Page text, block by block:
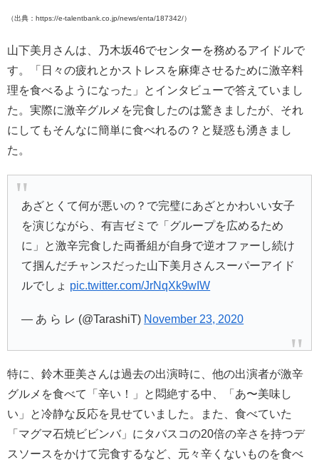
（出典：https://e-talentbank.co.jp/news/enta/187342/）
山下美月さんは、乃木坂46でセンターを務めるアイドルで
す。「日々の疲れとかストレスを麻痺させるために激辛料
理を食べるようになった」とインタビューで答えていまし
た。実際に激辛グルメを完食したのは驚きましたが、それ
にしてもそんなに簡単に食べれるの？と疑惑も湧きまし
た。
あざとくて何が悪いの？で完璧にあざとかわいい女子
を演じながら、有吉ゼミで「グループを広めるため
に」と激辛完食した両番組が自身で逆オファーし続け
て掴んだチャンスだった山下美月さんスーパーアイド
ルでしょ pic.twitter.com/JrNqXk9wIW
— あ ら レ (@TarashiT) November 23, 2020
特に、鈴木亜美さんは過去の出演時に、他の出演者が激辛
グルメを食べて「辛い！」と悶絶する中、「あ〜美味し
い」と冷静な反応を見せていました。また、食べていた
「マグマ石焼ビビンバ」にタバスコの20倍の辛さを持つデ
スソースをかけて完食するなど、元々辛くないものを食べ